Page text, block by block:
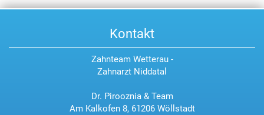
Kontakt
Zahnteam Wetterau -
Zahnarzt Niddatal
Dr. Pirooznia & Team
Am Kalkofen 8, 61206 Wöllstadt